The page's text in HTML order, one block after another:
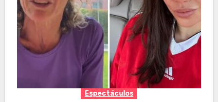
Espectáculos